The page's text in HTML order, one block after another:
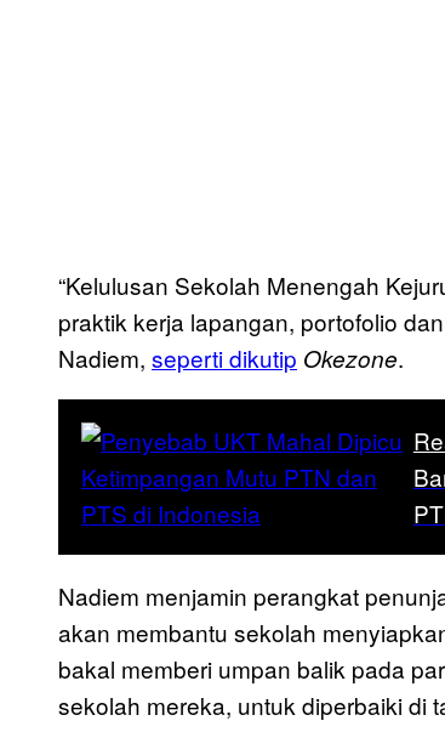
“Kelulusan Sekolah Menengah
praktik kerja lapangan, portofolio
Nadiem, seperti dikutip Okezone.
Nadiem menjamin perangkat
akan membantu sekolah
bakal memberi umpan balik pada
sekolah mereka, untuk diperbaiki di